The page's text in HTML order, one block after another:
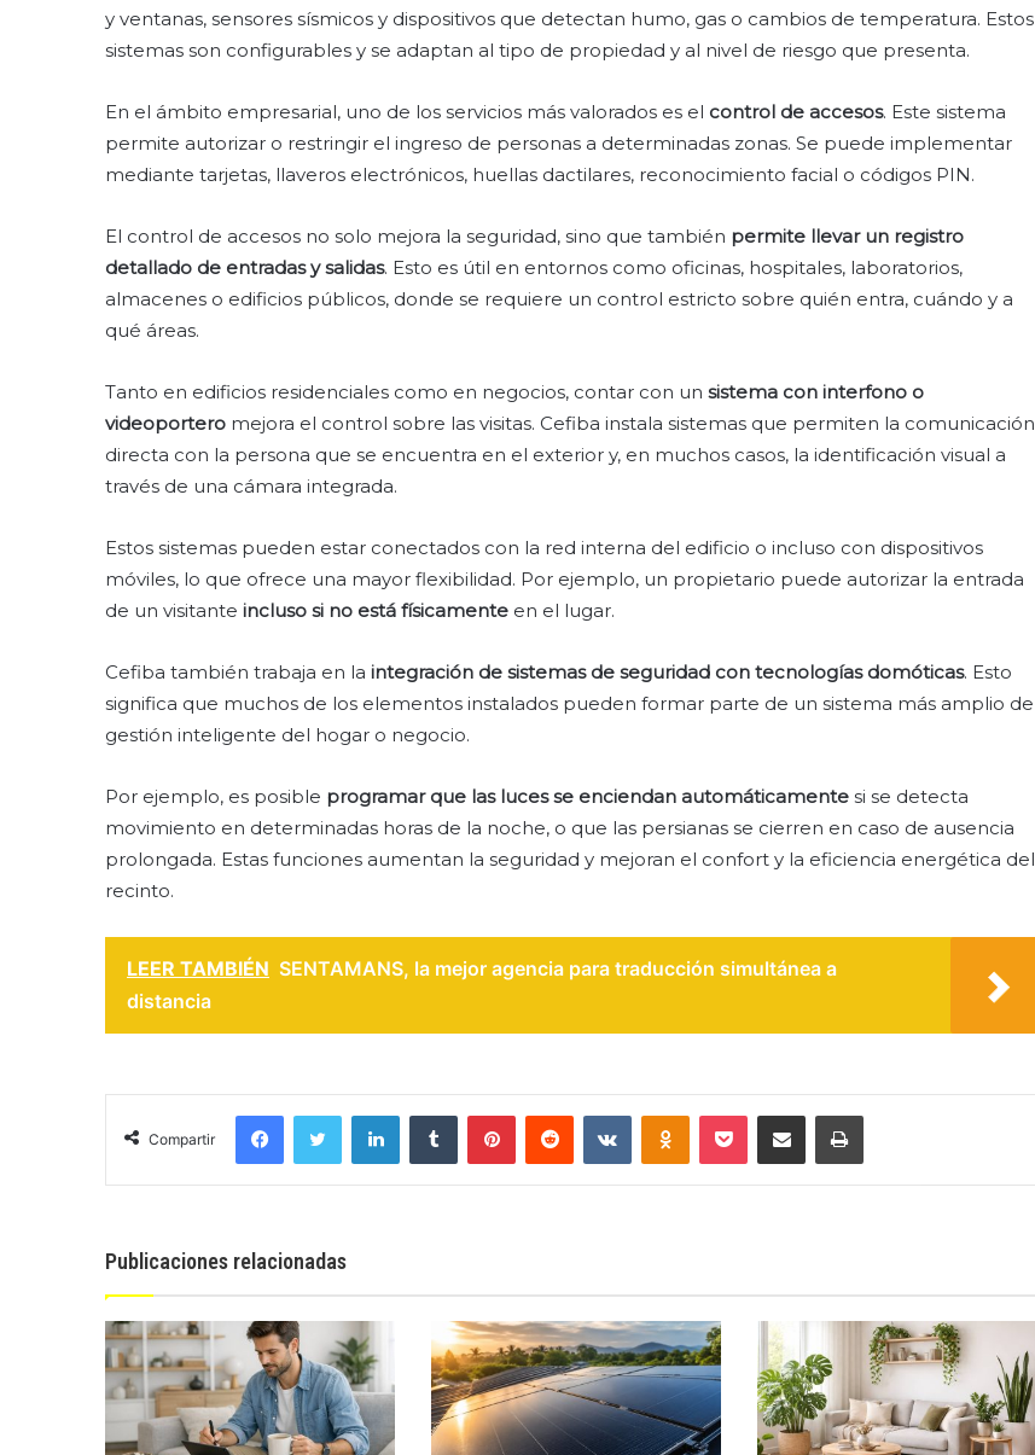
y ventanas, sensores sísmicos y dispositivos que detectan humo, gas o cambios de temperatura. Estos
sistemas son configurables y se adaptan al tipo de propiedad y al nivel de riesgo que presenta.
En el ámbito empresarial, uno de los servicios más valorados es el control de accesos. Este sistema
permite autorizar o restringir el ingreso de personas a determinadas zonas. Se puede implementar
mediante tarjetas, llaveros electrónicos, huellas dactilares, reconocimiento facial o códigos PIN.
El control de accesos no solo mejora la seguridad, sino que también permite llevar un registro
detallado de entradas y salidas. Esto es útil en entornos como oficinas, hospitales, laboratorios,
almacenes o edificios públicos, donde se requiere un control estricto sobre quién entra, cuándo y a
qué áreas.
Tanto en edificios residenciales como en negocios, contar con un sistema con interfono o
videoportero mejora el control sobre las visitas. Cefiba instala sistemas que permiten la comunicación
directa con la persona que se encuentra en el exterior y, en muchos casos, la identificación visual a
través de una cámara integrada.
Estos sistemas pueden estar conectados con la red interna del edificio o incluso con dispositivos
móviles, lo que ofrece una mayor flexibilidad. Por ejemplo, un propietario puede autorizar la entrada
de un visitante incluso si no está físicamente en el lugar.
Cefiba también trabaja en la integración de sistemas de seguridad con tecnologías domóticas. Esto
significa que muchos de los elementos instalados pueden formar parte de un sistema más amplio de
gestión inteligente del hogar o negocio.
Por ejemplo, es posible programar que las luces se enciendan automáticamente si se detecta
movimiento en determinadas horas de la noche, o que las persianas se cierren en caso de ausencia
prolongada. Estas funciones aumentan la seguridad y mejoran el confort y la eficiencia energética del
recinto.
LEER TAMBIÉN SENTAMANS, la mejor agencia para traducción simultánea a
distancia
Compartir
FacebookTwitter LinkedInTumblr PinterestReddit VKontakteOdnoklassniki
Pocket Compartir por correo electrónicoImprimir
Publicaciones relacionadas